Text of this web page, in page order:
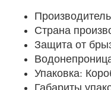
Страна
Защита от
Упаковка:
Габариты